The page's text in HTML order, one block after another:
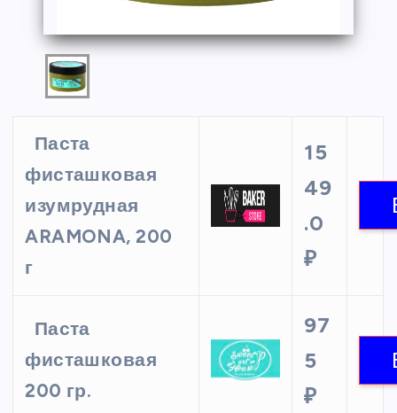
Паста
фисташковая
изумрудная
ARAMONA, 200
г
15
49
.0
₽
Паста
фисташковая
200 гр.
97
5
₽